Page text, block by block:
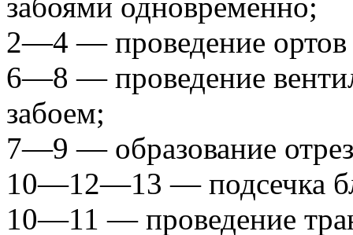
2—4 — проведение ортов
6—8 — проведение
забоем;
7—9 — образование
10—12—13 — подсечка
10—11 — проведение